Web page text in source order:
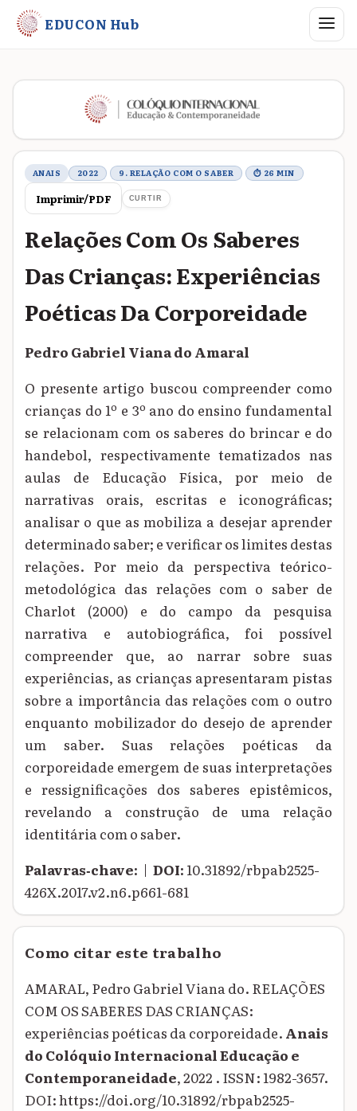
EDUCON Hub Abrir
Metadados do trabalho
ANAIS 2022 9. RELAÇÃO COM O SABER ⏱ 26 MIN
Imprimir/PDF CURTIR
Relações Com Os Saberes
Das Crianças: Experiências
Poéticas Da Corporeidade
Pedro Gabriel Viana do Amaral
O presente artigo buscou compreender como
crianças do 1º e 3º ano do ensino fundamental
se relacionam com os saberes do brincar e do
handebol, respectivamente tematizados nas
aulas de Educação Física, por meio de
narrativas orais, escritas e iconográficas;
analisar o que as mobiliza a desejar aprender
determinado saber; e verificar os limites destas
relações. Por meio da perspectiva teórico-
metodológica das relações com o saber de
Charlot (2000) e do campo da pesquisa
narrativa e autobiográfica, foi possível
compreender que, ao narrar sobre suas
experiências, as crianças apresentaram pistas
sobre a importância das relações com o outro
enquanto mobilizador do desejo de aprender
um saber. Suas relações poéticas da
corporeidade emergem de suas interpretações
e ressignificações dos saberes epistêmicos,
revelando a construção de uma relação
identitária com o saber.
Palavras‑chave: | DOI: 10.31892/rbpab2525-
426X.2017.v2.n6.p661-681
Como citar este trabalho
AMARAL, Pedro Gabriel Viana do. RELAÇÕES
COM OS SABERES DAS CRIANÇAS:
experiências poéticas da corporeidade. Anais
do Colóquio Internacional Educação e
Contemporaneidade, 2022 . ISSN: 1982-3657.
DOI: https://doi.org/10.31892/rbpab2525-